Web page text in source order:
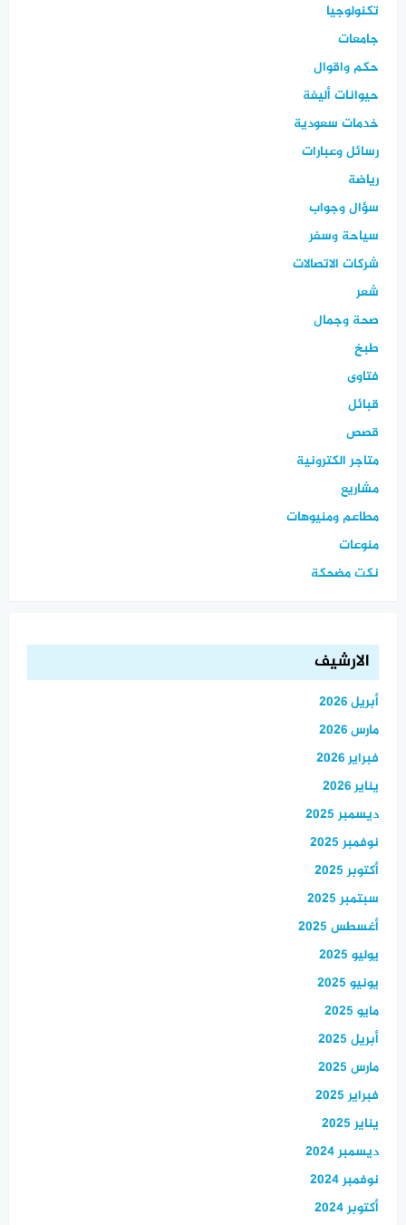
تكنولوجيا
جامعات
حكم واقوال
حيوانات أليفة
خدمات سعودية
رسائل وعبارات
رياضة
سؤال وجواب
سياحة وسفر
شركات الاتصالات
شعر
صحة وجمال
طبخ
فتاوى
قبائل
قصص
متاجر الكترونية
مشاريع
مطاعم ومنيوهات
منوعات
نكت مضحكة
الارشيف
أبريل 2026
مارس 2026
فبراير 2026
يناير 2026
ديسمبر 2025
نوفمبر 2025
أكتوبر 2025
سبتمبر 2025
أغسطس 2025
يوليو 2025
يونيو 2025
مايو 2025
أبريل 2025
مارس 2025
فبراير 2025
يناير 2025
ديسمبر 2024
نوفمبر 2024
أكتوبر 2024